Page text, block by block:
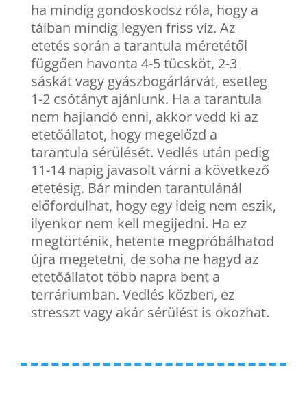
ha mindig gondoskodsz róla, hogy a
tálban mindig legyen friss víz. Az
etetés során a tarantula méretétől
függően havonta 4-5 tücsköt, 2-3
sáskát vagy gyászbogárlárvát, esetleg
1-2 csótányt ajánlunk. Ha a tarantula
nem hajlandó enni, akkor vedd ki az
etetőállatot, hogy megelőzd a
tarantula sérülését. Vedlés után pedig
11-14 napig javasolt várni a következő
etetésig. Bár minden tarantulánál
előfordulhat, hogy egy ideig nem eszik,
ilyenkor nem kell megijedni. Ha ez
megtörténik, hetente megpróbálhatod
újra megetetni, de soha ne hagyd az
etetőállatot több napra bent a
terráriumban. Vedlés közben, ez
stresszt vagy akár sérülést is okozhat.